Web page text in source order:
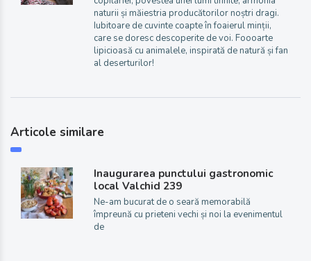
naturii și măiestria producătorilor noștri dragi.
Iubitoare de cuvinte coapte în foaierul minții,
care se doresc descoperite de voi. Foooarte
lipicioasă cu animalele, inspirată de natură și fan
al deserturilor!
Articole similare
Inaugurarea punctului gastronomic
local Valchid 239
Ne-am bucurat de o seară memorabilă
împreună cu prieteni vechi și noi la evenimentul
de